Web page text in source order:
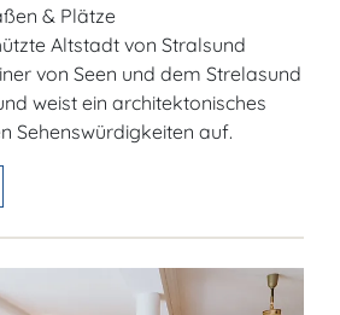
& Plätze
Altstadt von Stralsund
von Seen und dem Strelasund
weist ein architektonisches
Sehenswürdigkeiten auf.